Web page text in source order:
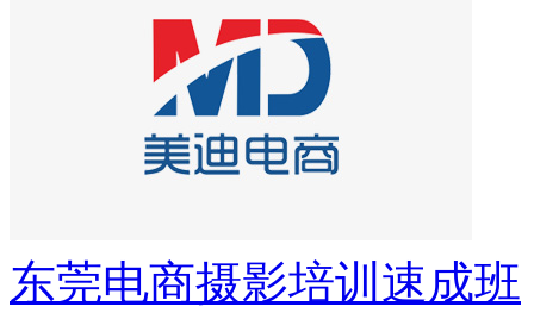
东莞电商摄影培训速成班